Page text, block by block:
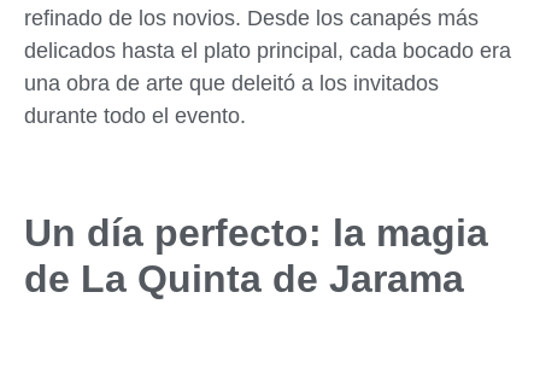
refinado de los novios. Desde los canapés más
delicados hasta el plato principal, cada bocado era
una obra de arte que deleitó a los invitados
durante todo el evento.
Un día perfecto: la magia
de La Quinta de Jarama